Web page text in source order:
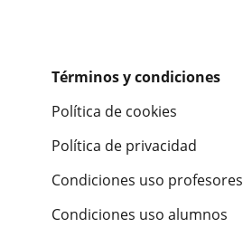
Términos y condiciones
Política de cookies
Política de privacidad
Condiciones uso profesores
Condiciones uso alumnos